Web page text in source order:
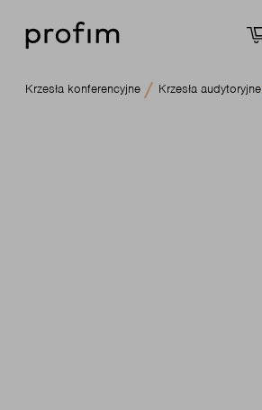
Krzesła konferencyjne Krzesła audytoryjne